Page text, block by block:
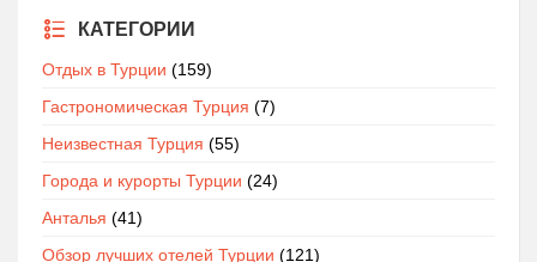
КАТЕГОРИИ
Отдых в Турции (159)
Гастрономическая Турция (7)
Неизвестная Турция (55)
Города и курорты Турции (24)
Анталья (41)
Обзор лучших отелей Турции (121)